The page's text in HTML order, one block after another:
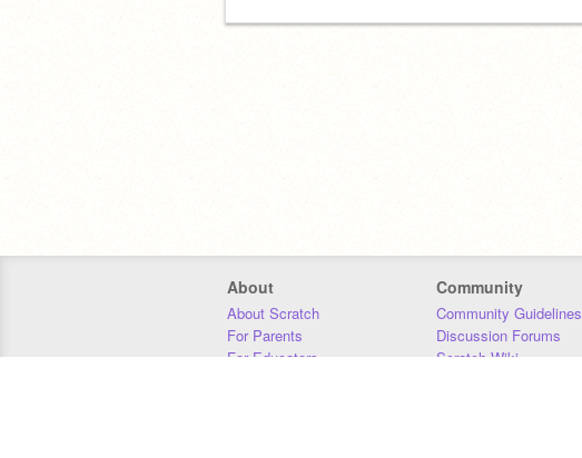
About
About Scratch
For Parents
For Educators
Community
Community Guidelines
Discussion Forums
Scratch Wiki